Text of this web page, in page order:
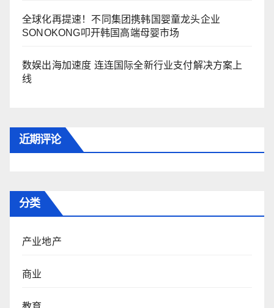
全球化再提速！不同集团携韩国婴童龙头企业
SONOKONG叩开韩国高端母婴市场
数娱出海加速度 连连国际全新行业支付解决方案上
线
近期评论
分类
产业地产
商业